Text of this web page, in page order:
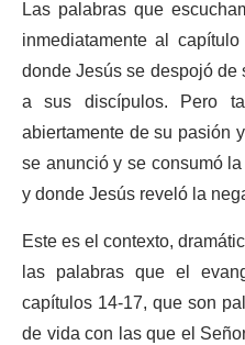
Las palabras que
inmediatamente al
donde Jesús se despojó
a sus discípulos. Pero
abiertamente de su pasión
se anunció y se consumó
y donde Jesús reveló la
Este es el contexto,
las palabras que el
capítulos 14-17, que son
de vida con las que el